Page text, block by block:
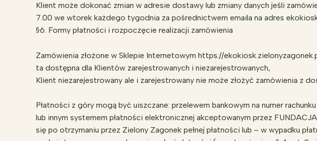
Klient może dokonać zmian w adresie dostawy lub zmiany danych jeśli
7.00 we wtorek każdego tygodnia za pośrednictwem emaila na adres
§6. Formy płatności i rozpoczęcie realizacji zamówienia
Zamówienia złożone w Sklepie Internetowym https://
ta dostępna dla Klientów zarejestrowanych i niezarejestrowanych,
Klient niezarejestrowany ale i zarejestrowany nie może złożyć zamówienia z
Płatności z góry mogą być uiszczane: przelewem bankowym na numer rachunku
lub innym systemem płatności elektronicznej akceptowanym przez
się po otrzymaniu przez Zielony Zagonek pełnej płatności lub – w wypadku